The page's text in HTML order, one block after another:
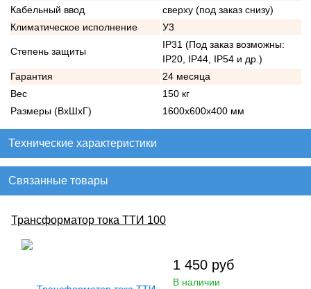
Кабельный ввод
сверху (под заказ снизу)
Климатическое исполнение
У3
Степень защиты
IP31 (Под заказ возможны:
IP20, IP44, IP54 и др.)
Гарантия
24 месяца
Вес
150 кг
Размеры (ВхШхГ)
1600х600х400 мм
Технические характеристики
Связанные товары
Трансформатор тока ТТИ 100
1 450 руб
В наличии